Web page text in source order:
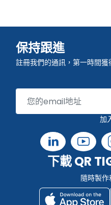
保持跟進
註冊我們的通訊，第一時間獲
加
下載 QR
隨時製